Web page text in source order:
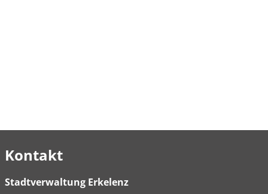
Kontakt
Stadtverwaltung Erkelenz